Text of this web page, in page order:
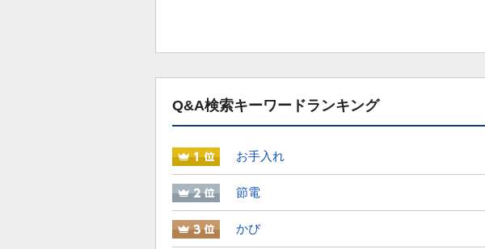
Q&A検索キーワードランキング
お手入れ
節電
かび